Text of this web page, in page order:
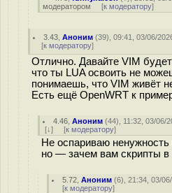
модератором [к модератору]
3.43 ,Аноним (39), 09:41, 03/06/
[к модератору]
Отлично. Давайте VIM
что ты LUA освоить не
понимаешь, что VIM живёт
Есть ещё OpenWRT к
4.46 ,Аноним (44), 11:32, 03/06/
[↓] [к модератору]
Не оспариваю ненужность
но — зачем вам скрипты в
5.72 ,Аноним (6), 21:34, 03/
[к модератору]